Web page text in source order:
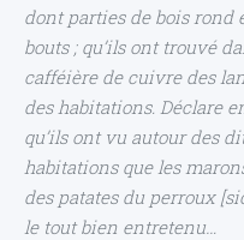
dont parties de bois rond
bouts ; qu’ils ont trouvé
cafféière de cuivre des
des habitations. Déclare
qu’ils ont vu autour des
habitations que les
des patates du perroux
le tout bien entretenu…